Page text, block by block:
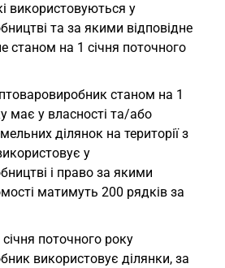
використовуються у
та за якими відповідне
станом на 1 січня поточного
станом на 1
має у власності та/або
ділянок на території з
у
і право за якими
матимуть 200 рядків за
поточного року
використовує ділянки, за